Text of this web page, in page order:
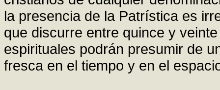
la presencia de la Patrística es
que discurre entre quince y
espirituales podrán presumir de
fresca en el tiempo y en el